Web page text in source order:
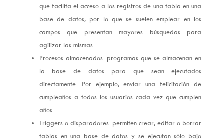
que facilita el acceso a los registros de una tabla en una
base de datos, por lo que se suelen emplear en los
campos que presentan mayores búsquedas para
agilizar las mismas.
Procesos almacenados: programas que se almacenan en
la base de datos para que sean ejecutados
directamente. Por ejemplo, enviar una felicitación de
cumpleaños a todos los usuarios cada vez que cumplen
años.
Triggers o disparadores: permiten crear, editar o borrar
tablas en una base de datos y se ejecutan sólo bajo